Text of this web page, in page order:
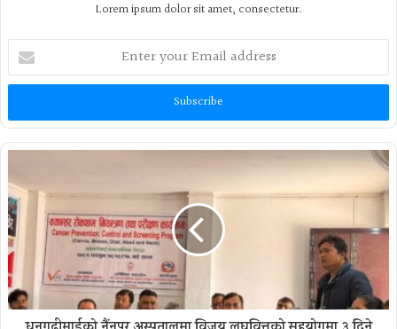
Lorem ipsum dolor sit amet, consectetur.
Enter
your
Email